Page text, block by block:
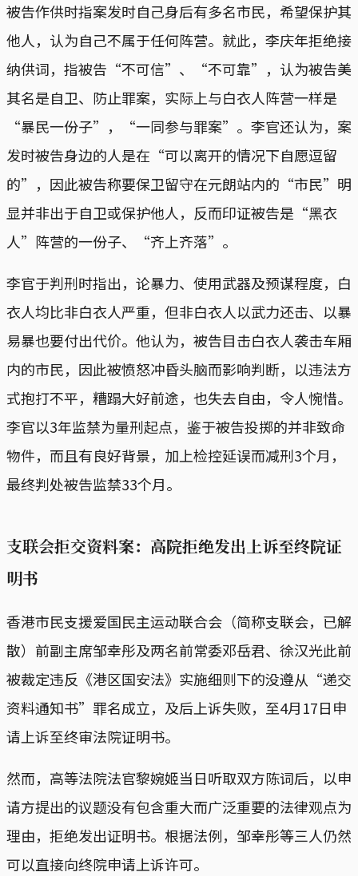
被告作供时指案发时自己身后有多名市民，希望保护其
他人，认为自己不属于任何阵营。就此，李庆年拒绝接
纳供词，指被告“不可信”、“不可靠”，认为被告美
其名是自卫、防止罪案，实际上与白衣人阵营一样是
“暴民一份子”，“一同参与罪案”。李官还认为，案
发时被告身边的人是在“可以离开的情况下自愿逗留
的”，因此被告称要保卫留守在元朗站内的“市民”明
显并非出于自卫或保护他人，反而印证被告是“黑衣
人”阵营的一份子、“齐上齐落”。
李官于判刑时指出，论暴力、使用武器及预谋程度，白
衣人均比非白衣人严重，但非白衣人以武力还击、以暴
易暴也要付出代价。他认为，被告目击白衣人袭击车厢
内的市民，因此被愤怒冲昏头脑而影响判断，以违法方
式抱打不平，糟蹋大好前途，也失去自由，令人惋惜。
李官以3年监禁为量刑起点，鉴于被告投掷的并非致命
物件，而且有良好背景，加上检控延误而减刑3个月，
最终判处被告监禁33个月。
支联会拒交资料案：高院拒绝发出上诉至终院证
明书
香港市民支援爱国民主运动联合会（简称支联会，已解
散）前副主席邹幸彤及两名前常委邓岳君、徐汉光此前
被裁定违反《港区国安法》实施细则下的没遵从“递交
资料通知书”罪名成立，及后上诉失败，至4月17日申
请上诉至终审法院证明书。
然而，高等法院法官黎婉姬当日听取双方陈词后，以申
请方提出的议题没有包含重大而广泛重要的法律观点为
理由，拒绝发出证明书。根据法例，邹幸彤等三人仍然
可以直接向终院申请上诉许可。